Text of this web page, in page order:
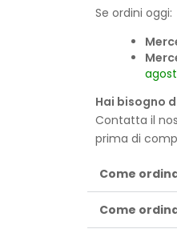
Se ordini oggi:
Hai bisogno
Contatta il
prima di
Come
Come